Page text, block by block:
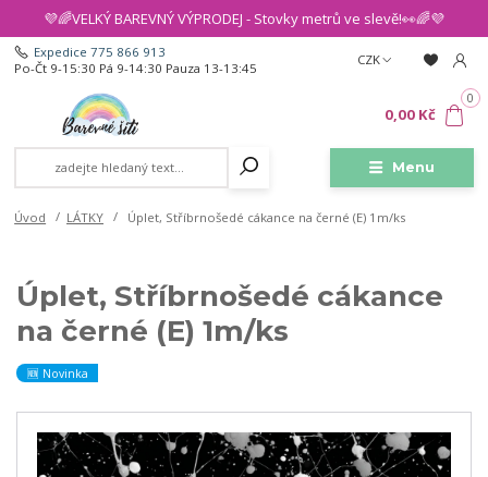
💜🌈VELKÝ BAREVNÝ VÝPRODEJ - Stovky metrů ve slevě!👀🌈💜
Menu
CZK
Expedice 775 866 913
Po-Čt 9-15:30 Pá 9-14:30 Pauza 13-13:45
0
0,00 Kč
Úvod LÁTKY Úplet, Stříbrnošedé cákance na černé (E) 1m/ks
Úplet, Stříbrnošedé cákance
na černé (E) 1m/ks
🆕 Novinka